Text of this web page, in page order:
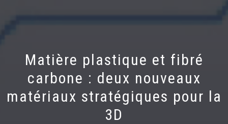
Matière plastique et fibré
carbone : deux nouveaux
matériaux stratégiques pour la
3D